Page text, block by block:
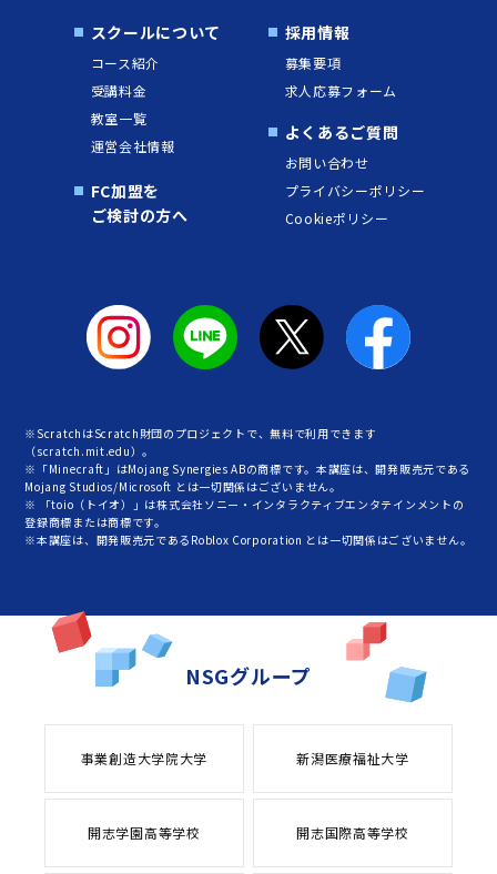
スクールについて
コース紹介
受講料金
教室一覧
運営会社情報
FC加盟を
ご検討の方へ
採用情報
募集要項
求人応募フォーム
よくあるご質問
お問い合わせ
プライバシーポリシー
Cookieポリシー
※ScratchはScratch財団のプロジェクトで、無料で利用できます
（scratch.mit.edu）。
※「Minecraft」はMojang Synergies ABの商標です。本講座は、開発販売元である
Mojang Studios/Microsoft とは一切関係はございません。
※ 「toio（トイオ）」は株式会社ソニー・インタラクティブエンタテインメントの
登録商標または商標です。
※本講座は、開発販売元であるRoblox Corporation とは一切関係はございません。
NSGグループ
事業創造大学院大学 新潟医療福祉大学
開志学園高等学校 開志国際高等学校